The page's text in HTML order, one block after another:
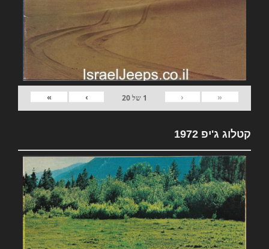
«
‹
1 של20
›
»
קטלוג ג'יפ 1972